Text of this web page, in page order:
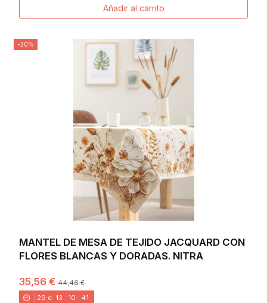
Añadir al carrito
-20%
MANTEL DE MESA DE TEJIDO JACQUARD CON
FLORES BLANCAS Y DORADAS. NITRA
35,56 €44,46 €
29 d. 13 : 10 : 40